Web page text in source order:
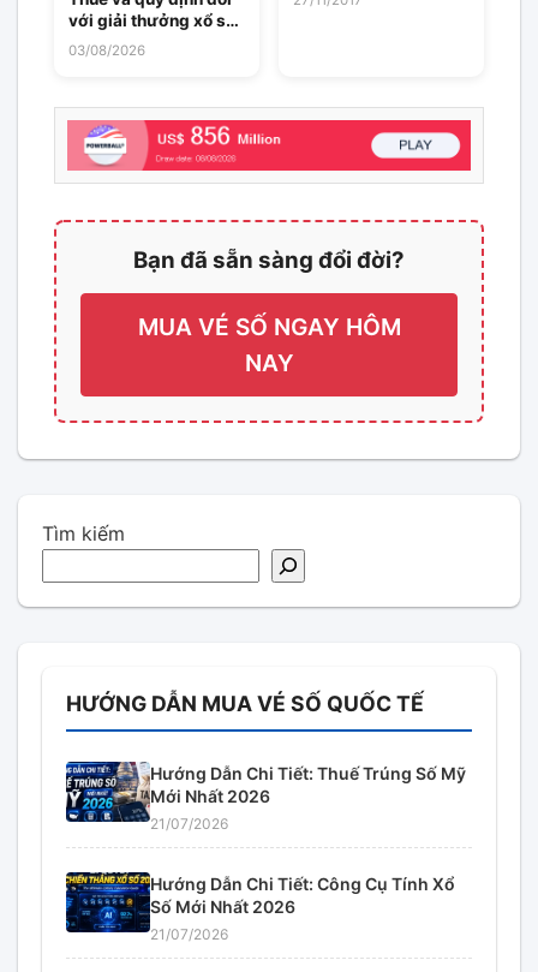
với giải thưởng xổ số
tại các quốc gia tham
03/08/2026
Bạn đã sẵn sàng đổi đời?
MUA VÉ SỐ NGAY HÔM
NAY
Tìm kiếm
HƯỚNG DẪN MUA VÉ SỐ QUỐC TẾ
Hướng Dẫn Chi Tiết: Thuế Trúng Số Mỹ
Mới Nhất 2026
21/07/2026
Hướng Dẫn Chi Tiết: Công Cụ Tính Xổ
Số Mới Nhất 2026
21/07/2026